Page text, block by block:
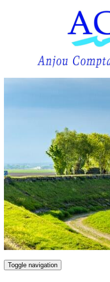
Toggle navigation